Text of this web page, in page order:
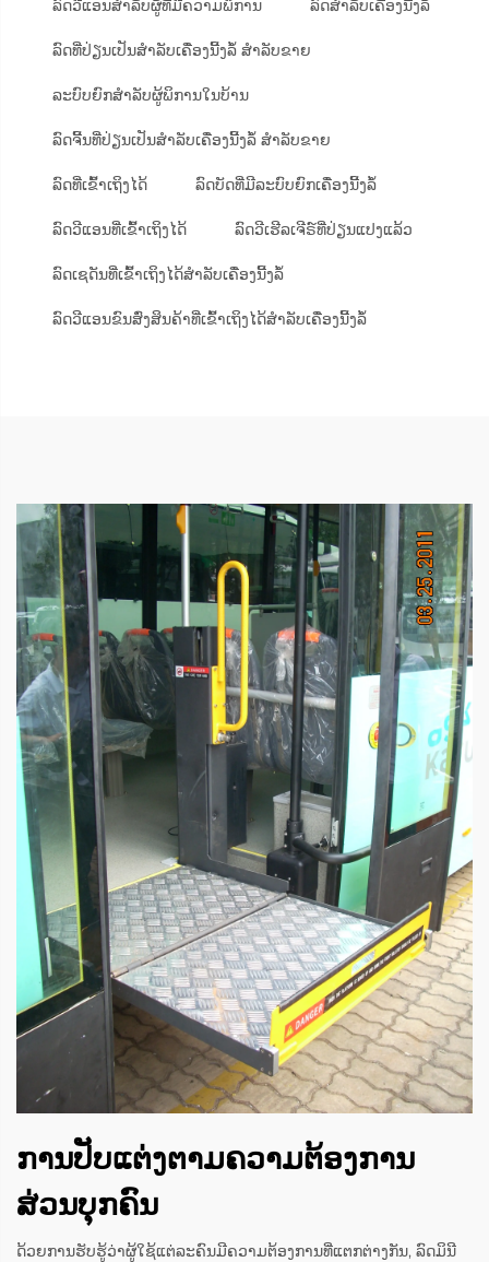
ລົດວີແອນສຳລັບຜູ້ທີ່ມີຄວາມພິການ ລົດສຳລັບເຄື່ອງນີ້ງລໍ້
ລົດທີ່ປ່ຽນເປັນສຳລັບເຄື່ອງນີ້ງລໍ້ ສຳລັບຂາຍ
ລະບົບຍົກສຳລັບຜູ້ພິການໃນບ້ານ
ລົດຈີ້ນທີ່ປ່ຽນເປັນສຳລັບເຄື່ອງນີ້ງລໍ້ ສຳລັບຂາຍ
ລົດທີ່ເຂົ້າເຖິງໄດ້ ລົດບັດທີ່ມີລະບົບຍົກເຄື່ອງນີ້ງລໍ້
ລົດວີແອນທີ່ເຂົ້າເຖິງໄດ້ ລົດວີເຮີລເຈີຣ໌ທີ່ປ່ຽນແປງແລ້ວ
ລົດເຊດັນທີ່ເຂົ້າເຖິງໄດ້ສຳລັບເຄື່ອງນີ້ງລໍ້
ລົດວີແອນຂົນສົ່ງສິນຄ້າທີ່ເຂົ້າເຖິງໄດ້ສຳລັບເຄື່ອງນີ້ງລໍ້
ການປັບແຕ່ງຕາມຄວາມຕ້ອງການ
ສ່ວນບຸກຄົນ
ດ້ວຍການຮັບຮູ້ວ່າຜູ້ໃຊ້ແຕ່ລະຄົນມີຄວາມຕ້ອງການທີ່ແຕກຕ່າງກັນ, ລົດມິນີ